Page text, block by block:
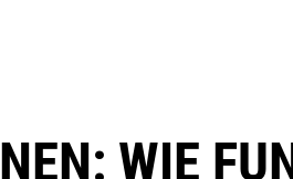
WIE